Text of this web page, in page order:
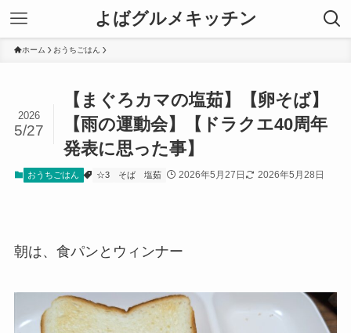
よばグルメキッチン
ホーム おうちごはん
【まぐろカマの塩茹】【卵そば】
【雨の運動会】【ドラクエ40周年
発表に思った事】
2026
5/27
おうちごはん ☆3 そば 塩茹 2026年5月27日 2026年5月28日
朝は、食パンとウィンナー